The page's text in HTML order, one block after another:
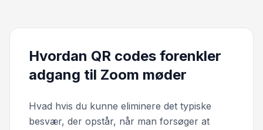
Hvordan QR codes forenkler
adgang til Zoom møder
Hvad hvis du kunne eliminere det typiske
besvær, der opstår, når man forsøger at